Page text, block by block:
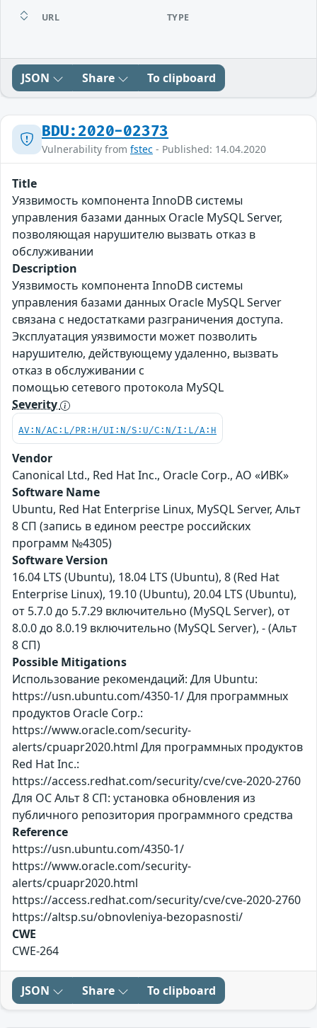
URL TYPE
JSON Share To clipboard
BDU:2020-02373
Vulnerability from fstec - Published: 14.04.2020
Title
Уязвимость компонента InnoDB системы
управления базами данных Oracle MySQL Server,
позволяющая нарушителю вызвать отказ в
обслуживании
Description
Уязвимость компонента InnoDB системы
управления базами данных Oracle MySQL Server
связана с недостатками разграничения доступа.
Эксплуатация уязвимости может позволить
нарушителю, действующему удаленно, вызвать
отказ в обслуживании с
помощью сетевого протокола MySQL
Severity
AV:N/AC:L/PR:H/UI:N/S:U/C:N/I:L/A:H
Vendor
Canonical Ltd., Red Hat Inc., Oracle Corp., АО «ИВК»
Software Name
Ubuntu, Red Hat Enterprise Linux, MySQL Server, Альт
8 СП (запись в едином реестре российских
программ №4305)
Software Version
16.04 LTS (Ubuntu), 18.04 LTS (Ubuntu), 8 (Red Hat
Enterprise Linux), 19.10 (Ubuntu), 20.04 LTS (Ubuntu),
от 5.7.0 до 5.7.29 включительно (MySQL Server), от
8.0.0 до 8.0.19 включительно (MySQL Server), - (Альт
8 СП)
Possible Mitigations
Использование рекомендаций: Для Ubuntu:
https://usn.ubuntu.com/4350-1/ Для программных
продуктов Oracle Corp.:
https://www.oracle.com/security-
alerts/cpuapr2020.html Для программных продуктов
Red Hat Inc.:
https://access.redhat.com/security/cve/cve-2020-2760
Для ОС Альт 8 СП: установка обновления из
публичного репозитория программного средства
Reference
https://usn.ubuntu.com/4350-1/
https://www.oracle.com/security-
alerts/cpuapr2020.html
https://access.redhat.com/security/cve/cve-2020-2760
https://altsp.su/obnovleniya-bezopasnosti/
CWE
CWE-264
JSON Share To clipboard